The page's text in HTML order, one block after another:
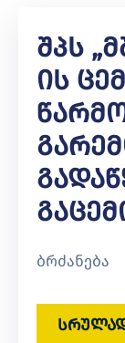
Შპს
Ის
ბრძანება